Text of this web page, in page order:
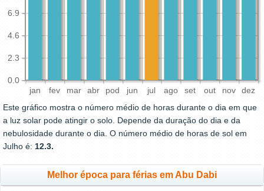
jan fev mar abr pod jun jul ago set out nov dez
0.0
2.3
4.6
6.9
Este gráfico mostra o número médio de horas durante o dia em que
a luz solar pode atingir o solo. Depende da duração do dia e da
nebulosidade durante o dia. O número médio de horas de sol em
Julho é: 12.3.
Melhor época para férias em Abu Dabi